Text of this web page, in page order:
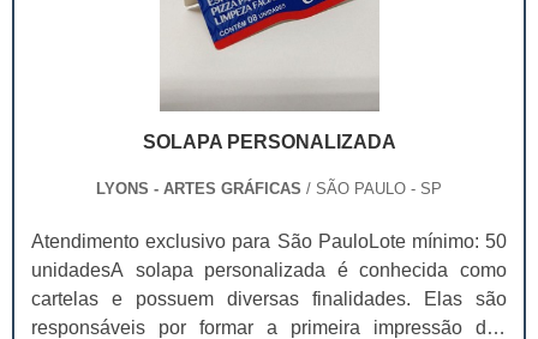
SOLAPA PERSONALIZADA
LYONS - ARTES GRÁFICAS / SÃO PAULO - SP
Atendimento exclusivo para São PauloLote mínimo: 50
unidadesA solapa personalizada é conhecida como
cartelas e possuem diversas finalidades. Elas são
responsáveis por formar a primeira impressão dos